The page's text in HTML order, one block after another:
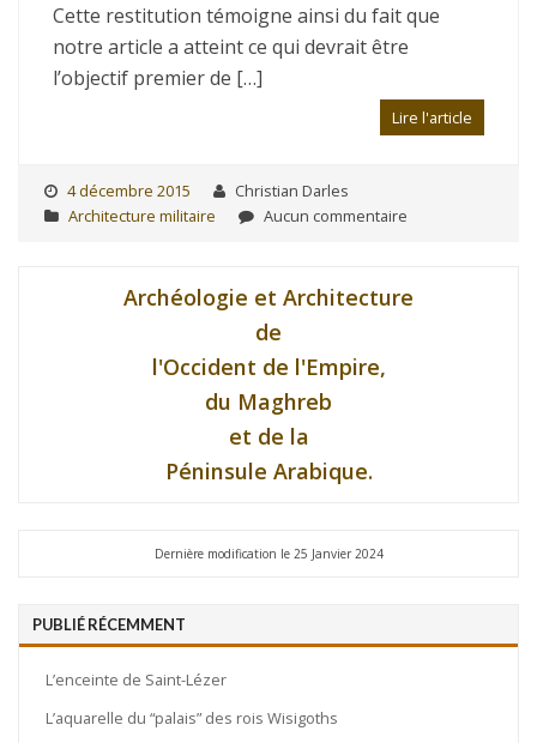
Cette restitution témoigne ainsi du fait que
notre article a atteint ce qui devrait être
l’objectif premier de […]
Lire l'article
4 décembre 2015
Christian Darles
Architecture militaire
Aucun commentaire
Archéologie et Architecture
de
l'Occident de l'Empire,
du Maghreb
et de la
Péninsule Arabique.
Dernière modification le 25 Janvier 2024
PUBLIÉ RÉCEMMENT
L’enceinte de Saint-Lézer
L’aquarelle du “palais” des rois Wisigoths